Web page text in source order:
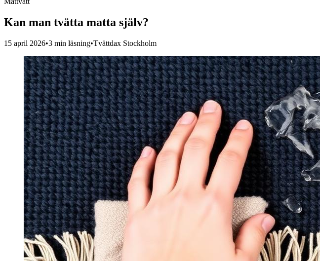
Kan man tvätta matta själv?
15 april 2026•3 min läsning•Tvättdax Stockholm